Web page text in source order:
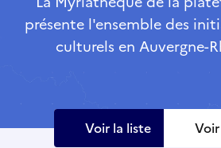
présente l'ensemble des
culturels en Auvergne-
Voir la liste